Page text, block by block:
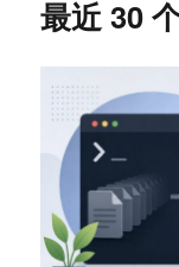
最近 30